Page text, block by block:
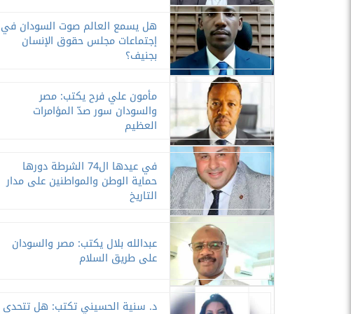
هل يسمع العالم صوت السودان في
إجتماعات مجلس حقوق الإنسان
بجنيف؟
مأمون علي فرح يكتب: مصر
والسودان سور صدّ المؤامرات
العظيم
في عيدها ال74 الشرطة دورها
حماية الوطن والمواطنين على مدار
التاريخ
عبدالله بلال يكتب: مصر والسودان
على طريق السلام
د. سنية الحسيني تكتب: هل تتحدى